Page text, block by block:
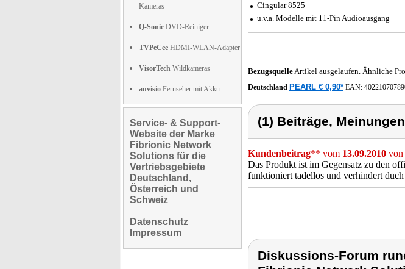
Kameras
Q-Sonic DVD-Reiniger
TVPeCee HDMI-WLAN-Adapter
VisorTech Wildkameras
auvisio Fernseher mit Akku
Service- & Support-
Website der Marke
Fibrionic Network
Solutions für die
Vertriebsgebiete
Deutschland,
Österreich und
Schweiz
Datenschutz
Impressum
Cingular 8525
u.v.a. Modelle mit 11-Pin Audioausgang
BezugsquelleArtikel ausgelaufen. Ähnliche
Deutschland PEARL € 0,90* EAN:
(1) Beiträge,
Kundenbeitrag** vom 13.09.2010 von
Das Produkt ist im Gegensatz zu den
funktioniert tadellos und verhindert
Diskussions-Forum